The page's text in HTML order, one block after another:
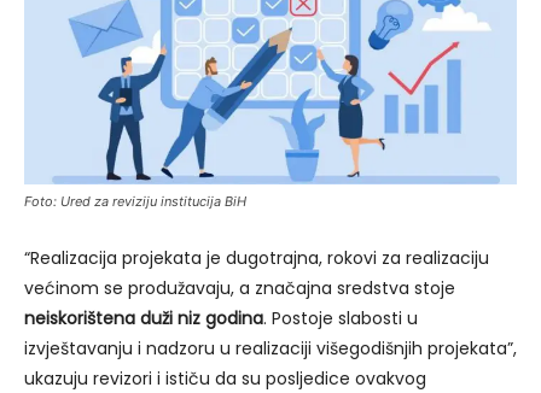
Foto: Ured za reviziju institucija BiH
“Realizacija projekata je dugotrajna, rokovi za realizaciju
većinom se produžavaju, a značajna sredstva stoje
neiskorištena duži niz godina. Postoje slabosti u
izvještavanju i nadzoru u realizaciji višegodišnjih projekata”,
ukazuju revizori i ističu da su posljedice ovakvog